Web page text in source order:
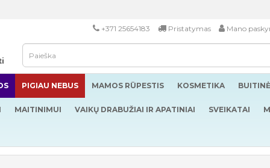
+371 25654183 Pristatymas Mano
PIGIAU NEBUS MAMOS RŪPESTIS KOSMETIKA
MAITINIMUI VAIKŲ DRABUŽIAI IR APATINIAI SVEIKATAI